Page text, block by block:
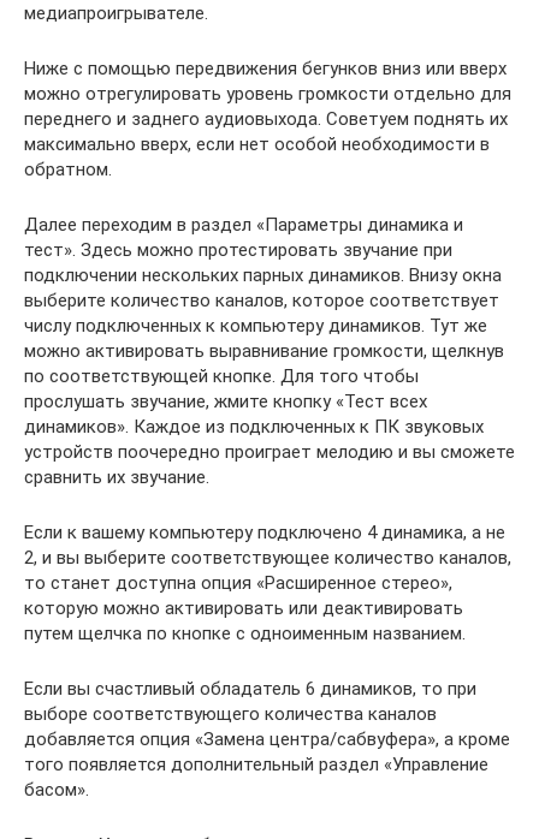
медиапроигрывателе.
Ниже с помощью передвижения бегунков вниз или вверх
можно отрегулировать уровень громкости отдельно для
переднего и заднего аудиовыхода. Советуем поднять их
максимально вверх, если нет особой необходимости в
обратном.
Далее переходим в раздел «Параметры динамика и
тест». Здесь можно протестировать звучание при
подключении нескольких парных динамиков. Внизу окна
выберите количество каналов, которое соответствует
числу подключенных к компьютеру динамиков. Тут же
можно активировать выравнивание громкости, щелкнув
по соответствующей кнопке. Для того чтобы
прослушать звучание, жмите кнопку «Тест всех
динамиков». Каждое из подключенных к ПК звуковых
устройств поочередно проиграет мелодию и вы сможете
сравнить их звучание.
Если к вашему компьютеру подключено 4 динамика, а не
2, и вы выберите соответствующее количество каналов,
то станет доступна опция «Расширенное стерео»,
которую можно активировать или деактивировать
путем щелчка по кнопке с одноименным названием.
Если вы счастливый обладатель 6 динамиков, то при
выборе соответствующего количества каналов
добавляется опция «Замена центра/сабвуфера», а кроме
того появляется дополнительный раздел «Управление
басом».